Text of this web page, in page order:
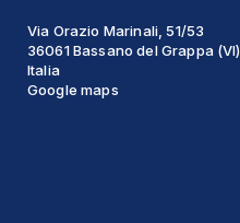
Via Orazio Marinali, 51/53
36061 Bassano del Grappa (VI)
Italia
Google maps